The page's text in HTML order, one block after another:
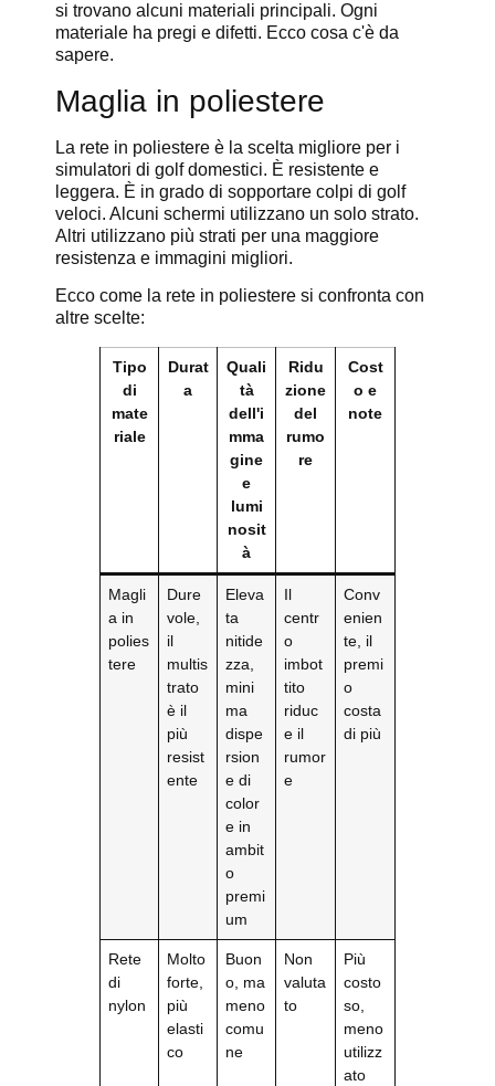
si trovano alcuni materiali principali. Ogni
materiale ha pregi e difetti. Ecco cosa c'è da
sapere.
Maglia in poliestere
La rete in poliestere è la scelta migliore per i
simulatori di golf domestici. È resistente e
leggera. È in grado di sopportare colpi di golf
veloci. Alcuni schermi utilizzano un solo strato.
Altri utilizzano più strati per una maggiore
resistenza e immagini migliori.
Ecco come la rete in poliestere si confronta con
altre scelte:
Tipo
di
mate
riale
Durat
a
Quali
tà
dell'i
mma
gine
e
lumi
nosit
à
Ridu
zione
del
rumo
re
Cost
o e
note
Magli
a in
polies
tere
Dure
vole,
il
multis
trato
è il
più
resist
ente
Eleva
ta
nitide
zza,
mini
ma
dispe
rsion
e di
color
e in
ambit
o
premi
um
Il
centr
o
imbot
tito
riduc
e il
rumor
e
Conv
enien
te, il
premi
o
costa
di più
Rete
di
nylon
Molto
forte,
più
elasti
co
Buon
o, ma
meno
comu
ne
Non
valuta
to
Più
costo
so,
meno
utilizz
ato